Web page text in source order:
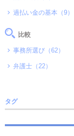
過払い金の基本（9）
比較
事務所選び（62）
弁護士（22）
タグ